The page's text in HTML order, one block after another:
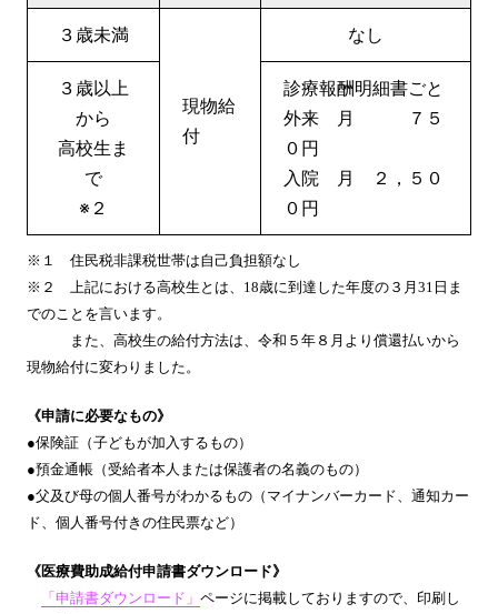
３歳未満
現物給
付
なし
３歳以上
から
高校生ま
で
※２
診療報酬明細書ごと
外来 月 ７５
０円
入院 月 ２，５０
０円
※１ 住民税非課税世帯は自己負担額なし
※２ 上記における高校生とは、18歳に到達した年度の３月31日ま
でのことを言います。
また、高校生の給付方法は、令和５年８月より償還払いから
現物給付に変わりました。
《申請に必要なもの》
●保険証（子どもが加入するもの）
●預金通帳（受給者本人または保護者の名義のもの）
●父及び母の個人番号がわかるもの（マイナンバーカード、通知カー
ド、個人番号付きの住民票など）
《医療費助成給付申請書ダウンロード》
「申請書ダウンロード」 ページに掲載しておりますので、印刷し